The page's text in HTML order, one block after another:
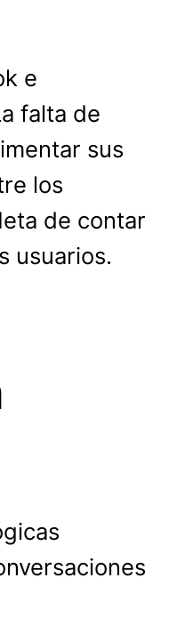
e
falta de
sus
los
de contar
usuarios.